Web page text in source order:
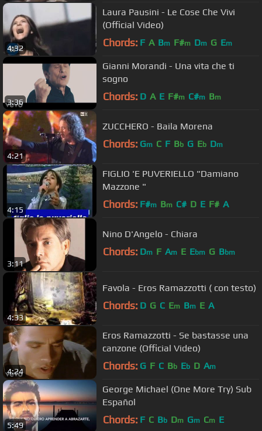
4:32
Laura Pausini - Le Cose Che Vivi
(Official Video)
Chords: F A Bm F#m Dm G Em
3:36
Gianni Morandi - Una vita che ti
sogno
Chords: D A E F#m C#m Bm
4:21
ZUCCHERO - Baila Morena
Chords: Gm C F Bb G Eb Dm
4:15
FIGLIO 'E PUVERIELLO "Damiano
Mazzone "
Chords: F#m Bm C# D E F# A
3:11
Nino D'Angelo - Chiara
Chords: Dm F Am E Ebm G Bbm
4:33
Favola - Eros Ramazzotti ( con testo)
Chords: D G C Em Bm E A
4:24
Eros Ramazzotti - Se bastasse una
canzone (Official Video)
Chords: G F C Bb Eb D Am
5:49
George Michael (One More Try) Sub
Español
Chords: F C Bb Dm Gm Cm E